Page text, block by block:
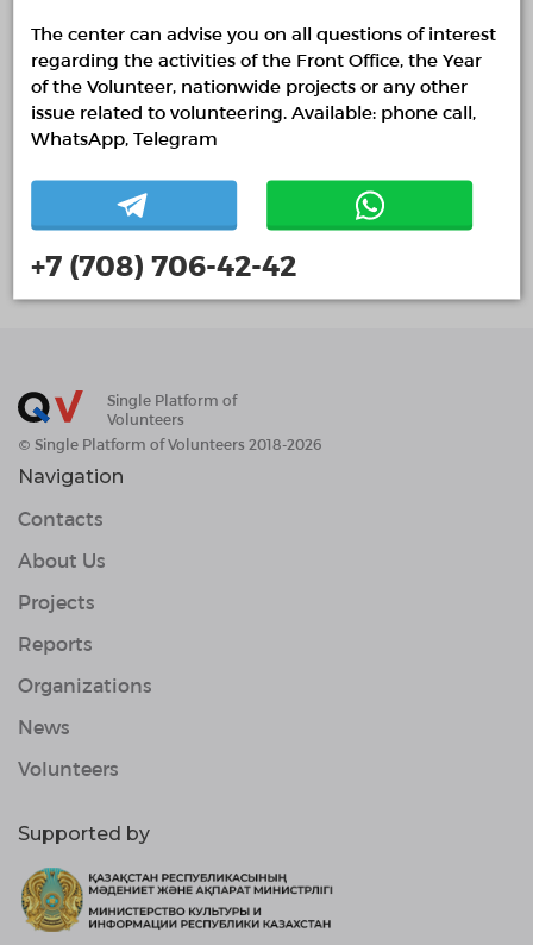
Keep up to date with all events
Single Platform of
Volunteers
© Single Platform of Volunteers 2018-2026
Navigation
Contacts
About Us
Projects
Reports
Organizations
News
Volunteers
Supported by
The center can advise you on all questions of interest
regarding the activities of the Front Office, the Year
of the Volunteer, nationwide projects or any other
issue related to volunteering. Available: phone call,
WhatsApp, Telegram
+7 (708) 706-42-42